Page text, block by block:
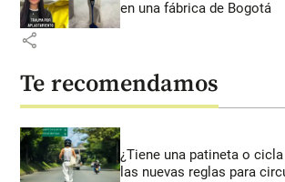
en una fábrica de Bogotá
share
Te recomendamos
¿Tiene una patineta o
las nuevas reglas para